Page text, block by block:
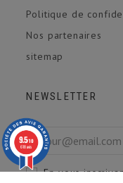
Politique de
Nos partenaires
sitemap
NEWSLETTER
En vous
9.5/10
618 avis